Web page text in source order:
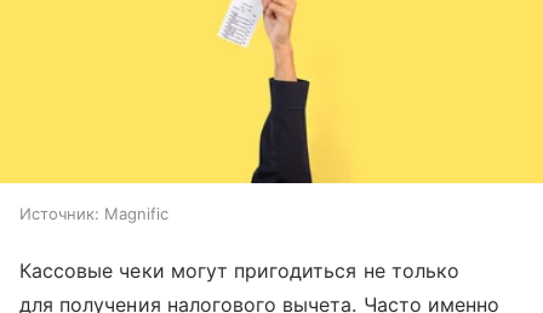
Источник: Magnific
Кассовые чеки могут пригодиться не только
для получения налогового вычета. Часто именно